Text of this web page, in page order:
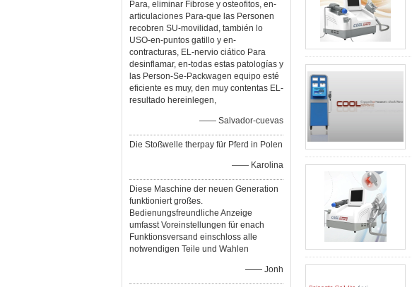
Para, eliminar Fibrose y osteofitos, en-
articulaciones Para-que las Personen
recobren SU-movilidad, también lo
USO-en-puntos gatillo y en-
contracturas, EL-nervio ciático Para
desinflamar, en-todas estas patologías y
las Person-Se-Packwagen equipo esté
eficiente es muy, den muy contentas EL-
resultado hereinlegen,
—— Salvador-cuevas
Die Stoßwelle therpay für Pferd in Polen
—— Karolina
Diese Maschine der neuen Generation
funktioniert großes.
Bedienungsfreundliche Anzeige
umfasst Voreinstellungen für enach
Funktionsversand einschloss alle
notwendigen Teile und Wahlen
—— Jonh